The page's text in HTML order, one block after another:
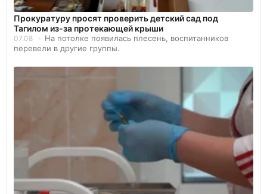
Прокуратуру просят проверить детский сад под
Тагилом из-за протекающей крыши
07.08
На потолке появилась плесень, воспитанников
перевели в другие группы.